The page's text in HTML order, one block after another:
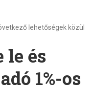
lehetőségek közül
le és
1%-os